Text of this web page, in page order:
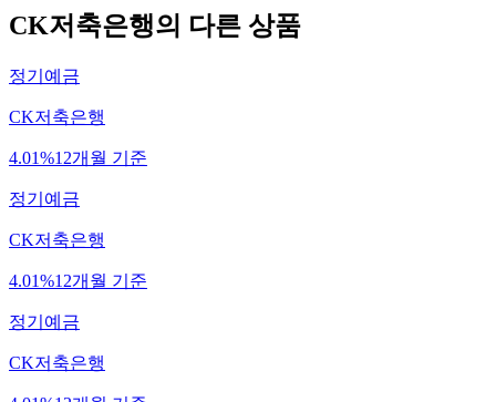
CK저축은행의 다른 상품
정기예금
CK저축은행
4.01%12개월 기준
정기예금
CK저축은행
4.01%12개월 기준
정기예금
CK저축은행